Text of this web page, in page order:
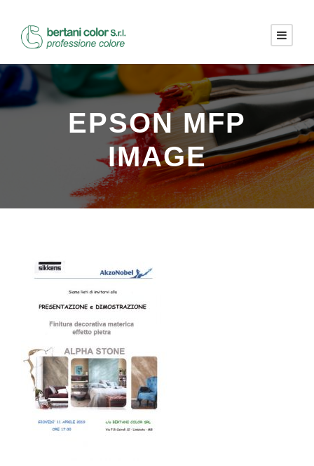
EPSON MFP
IMAGE